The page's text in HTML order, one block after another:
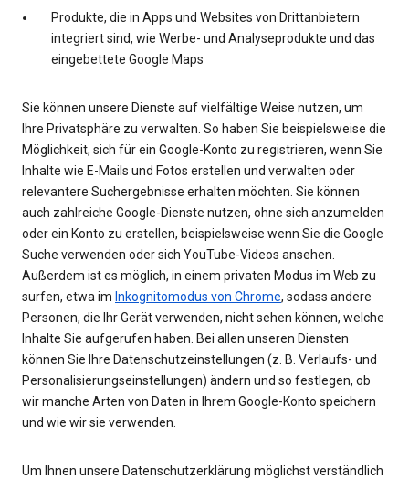
Produkte, die in Apps und Websites von Drittanbietern
integriert sind, wie Werbe- und Analyseprodukte und das
eingebettete Google Maps
Sie können unsere Dienste auf vielfältige Weise nutzen, um
Ihre Privatsphäre zu verwalten. So haben Sie beispielsweise die
Möglichkeit, sich für ein Google-Konto zu registrieren, wenn Sie
Inhalte wie E-Mails und Fotos erstellen und verwalten oder
relevantere Suchergebnisse erhalten möchten. Sie können
auch zahlreiche Google-Dienste nutzen, ohne sich anzumelden
oder ein Konto zu erstellen, beispielsweise wenn Sie die Google
Suche verwenden oder sich YouTube-Videos ansehen.
Außerdem ist es möglich, in einem privaten Modus im Web zu
surfen, etwa im Inkognitomodus von Chrome, sodass andere
Personen, die Ihr Gerät verwenden, nicht sehen können, welche
Inhalte Sie aufgerufen haben. Bei allen unseren Diensten
können Sie Ihre Datenschutzeinstellungen (z. B. Verlaufs- und
Personalisierungseinstellungen) ändern und so festlegen, ob
wir manche Arten von Daten in Ihrem Google-Konto speichern
und wie wir sie verwenden.
Um Ihnen unsere Datenschutzerklärung möglichst verständlich